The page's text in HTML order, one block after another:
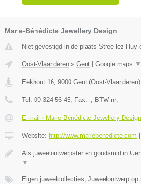
Marie-Bénédicte Jewellery Design
Niet gevestigd in de plaats Stree lez Huy
Oost-Vlaanderen » Gent Google maps ▼
Eekhout 16, 9000 Gent (Oost-Vlaanderen)
Tel: 09 324 56 45, Fax: -, BTW-nr: -
E-mail › Marie-Bénédicte Jewellery Design
Website: http://www.mariebenedicte.com
Als juweelontwerpster en goudsmid in
▼
Eigen juweelcollecties, Juweelontwerp op